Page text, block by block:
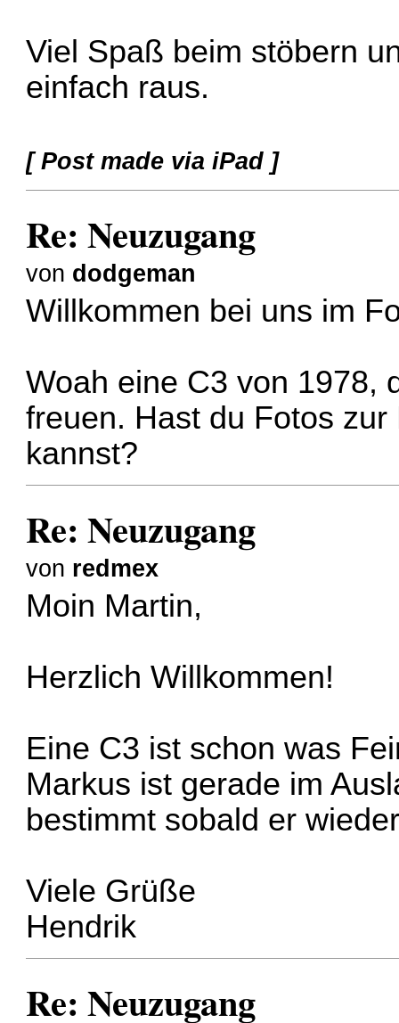
Viel Spaß beim stöbern
einfach raus.
[ Post made via iPad ]
Re: Neuzugang
von dodgeman
Willkommen bei uns im
Woah eine C3 von 1978,
freuen. Hast du Fotos
kannst?
Re: Neuzugang
von redmex
Moin Martin,
Herzlich Willkommen!
Eine C3 ist schon was
Markus ist gerade im
bestimmt sobald er
Viele Grüße
Hendrik
Re: Neuzugang